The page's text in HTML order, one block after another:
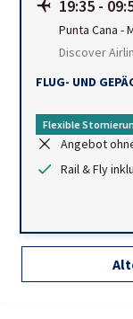
19:35 -
Punta Cana -
Discover
FLUG- UND
Flexible
Angebot
Rail & Fly